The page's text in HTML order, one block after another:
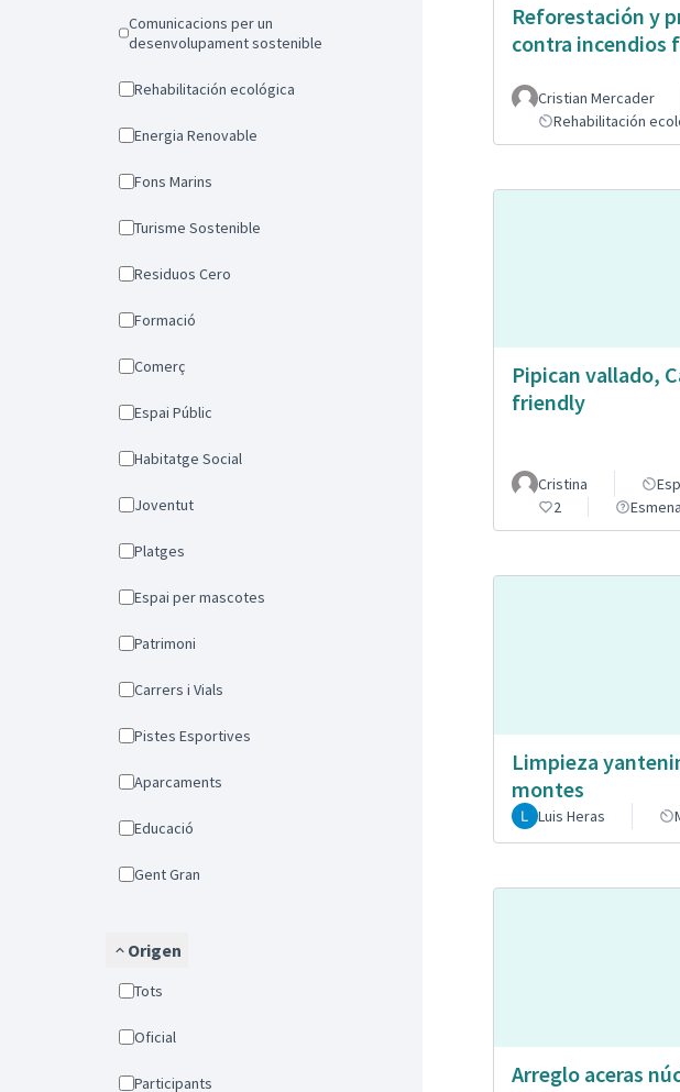
Comunicacions per un
desenvolupament sostenible
Rehabilitación ecológica
Energia Renovable
Fons Marins
Turisme Sostenible
Residuos Cero
Formació
Comerç
Espai Públic
Habitatge Social
Joventut
Platges
Espai per mascotes
Patrimoni
Carrers i Vials
Pistes Esportives
Aparcaments
Educació
Gent Gran
Origen
Tots
Oficial
Participants
Reforestación y
contra incendios
Cristian Mercader
Rehabilitación
Pipican vallado,
friendly
Cristina
2
Esmena
Limpieza
montes
Luis Heras
Arreglo aceras